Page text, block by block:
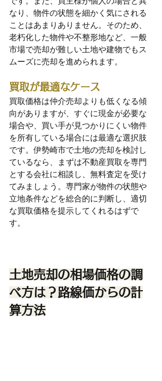
なり、物件の状態を細かく気にされる
ことはあまりありません。そのため、
老朽化した物件や不整形地など、一般
市場で売却が難しい土地や建物でもス
ムーズに売却を進められます。
買取が最適なケース
買取価格は仲介売却よりも低くなる傾
向がありますが、すぐに現金が必要な
場合や、買い手が見つかりにくい物件
を所有している場合には最適な選択肢
です。伊勢崎市で土地の売却を検討し
ているなら、まずは不動産買取を専門
とする会社に相談し、無料査定を受け
てみましょう。専門家が物件の状態や
立地条件などを総合的に判断し、適切
な買取価格を提示してくれるはずで
す。
土地売却の相場価格の調
べ方は？路線価からの計
算方法